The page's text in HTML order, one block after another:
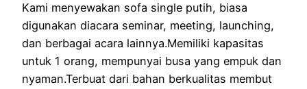
Kami menyewakan sofa single putih, biasa
digunakan diacara seminar, meeting, launching,
dan berbagai acara lainnya.Memiliki kapasitas
untuk 1 orang, mempunyai busa yang empuk dan
nyaman.Terbuat dari bahan berkualitas membut